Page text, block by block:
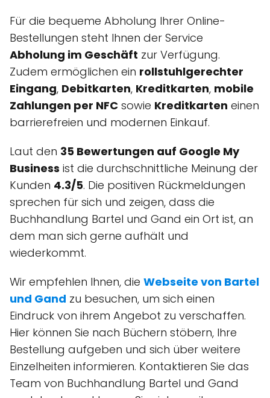
Für die bequeme Abholung Ihrer Online-
Bestellungen steht Ihnen der Service
Abholung im Geschäft zur Verfügung.
Zudem ermöglichen ein rollstuhlgerechter
Eingang, Debitkarten, Kreditkarten, mobile
Zahlungen per NFC sowie Kreditkarten einen
barrierefreien und modernen Einkauf.
Laut den 35 Bewertungen auf Google My
Business ist die durchschnittliche Meinung der
Kunden 4.3/5. Die positiven Rückmeldungen
sprechen für sich und zeigen, dass die
Buchhandlung Bartel und Gand ein Ort ist, an
dem man sich gerne aufhält und
wiederkommt.
Wir empfehlen Ihnen, die Webseite von Bartel
und Gand zu besuchen, um sich einen
Eindruck von ihrem Angebot zu verschaffen.
Hier können Sie nach Büchern stöbern, Ihre
Bestellung aufgeben und sich über weitere
Einzelheiten informieren. Kontaktieren Sie das
Team von Buchhandlung Bartel und Gand